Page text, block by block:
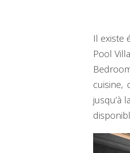
Il existe
Pool
cuisine,
jusqu’à